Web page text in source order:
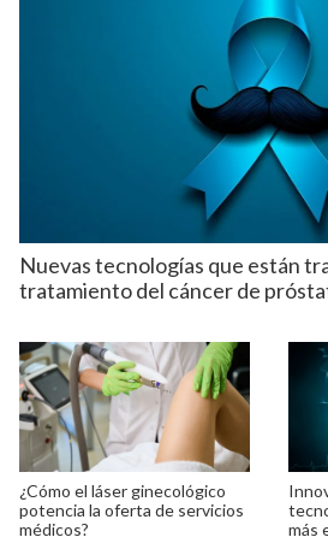
Nuevas tecnologías que están
tratamiento del cáncer de
¿Cómo el láser ginecológico
potencia la oferta de servicios
médicos?
más